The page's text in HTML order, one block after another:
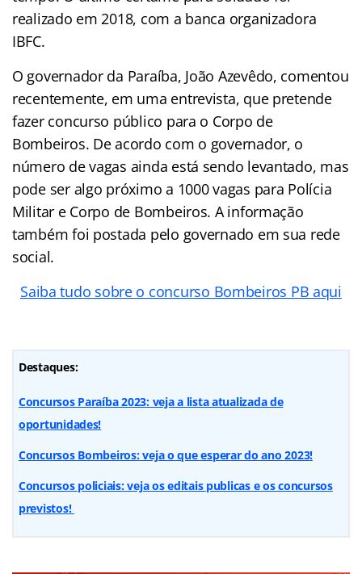
realizado em 2018, com a banca organizadora
IBFC.
O governador da Paraíba, João Azevêdo, comentou
recentemente, em uma entrevista, que pretende
fazer concurso público para o Corpo de
Bombeiros. De acordo com o governador, o
número de vagas ainda está sendo levantado, mas
pode ser algo próximo a 1000 vagas para Polícia
Militar e Corpo de Bombeiros. A informação
também foi postada pelo governado em sua rede
social.
Saiba tudo sobre o concurso Bombeiros PB aqui
Destaques:
Concursos Paraíba 2023: veja a lista atualizada de
oportunidades!
Concursos Bombeiros: veja o que esperar do ano 2023!
Concursos policiais: veja os editais publicas e os concursos
previstos!